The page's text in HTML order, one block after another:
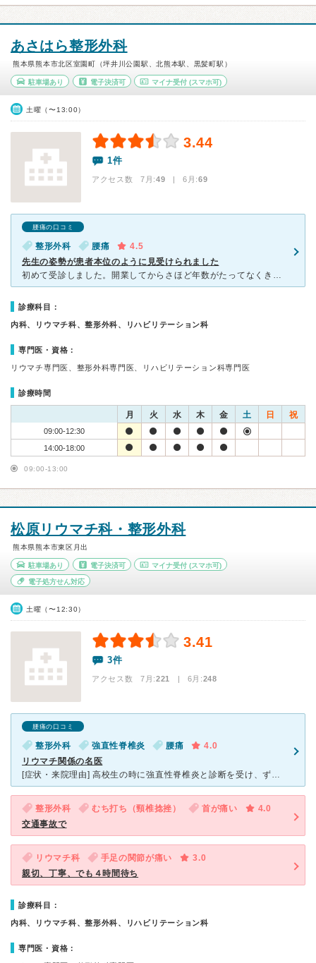
あさはら整形外科
熊本県熊本市北区室園町（坪井川公園駅、北熊本駅、黒髪町駅）
駐車場あり 電子決済可 マイナ受付 (スマホ可)
土曜（〜13:00）
3.44
1件
アクセス数 7月:49 | 6月:69
腰痛の口コミ
整形外科 腰痛
4.5
先生の姿勢が患者本位のように見受けられました
初めて受診しました。開業してからさほど年数がたってなくきれいな病院です。大きな通り沿いにあり前から気になってましたが、腰を打撲したので行ってみました。駐車場も入れやすく余裕がありました。医師は、話をよ
診療科目：
内科、リウマチ科、整形外科、リハビリテーション科
専門医・資格：
リウマチ専門医、整形外科専門医、リハビリテーション科専門医
診療時間
月 火 水 木 金 土 日 祝
09:00-12:30
14:00-18:00
09:00-13:00
松原リウマチ科・整形外科
熊本県熊本市東区月出
駐車場あり 電子決済可 マイナ受付 (スマホ可)
電子処方せん対応
土曜（〜12:30）
3.41
3件
アクセス数 7月:221 | 6月:248
腰痛の口コミ
整形外科 強直性脊椎炎 腰痛
4.0
リウマチ関係の名医
[症状・来院理由] 高校生の時に強直性脊椎炎と診断を受け、ずっと何十年も薬を飲んでいます。 色々病院も変わりましたが、最終的に本病院にたどり着きました。 この病気の中では、とても（悪くなる）進行
整形外科 むち打ち（頸椎捻挫） 首が痛い
4.0
交通事故で
リウマチ科 手足の関節が痛い
3.0
親切、丁寧、でも４時間待ち
診療科目：
内科、リウマチ科、整形外科、リハビリテーション科
専門医・資格：